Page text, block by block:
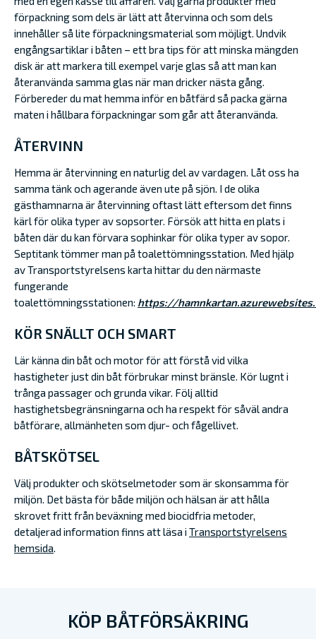
förpackning som dels är lätt att återvinna och som dels
innehåller så lite förpackningsmaterial som möjligt. Undvik
engångsartiklar i båten – ett bra tips för att minska mängden
disk är att markera till exempel varje glas så att man kan
återanvända samma glas när man dricker nästa gång.
Förbereder du mat hemma inför en båtfärd så packa gärna
maten i hållbara förpackningar som går att återanvända.
ÅTERVINN
Hemma är återvinning en naturlig del av vardagen. Låt oss ha
samma tänk och agerande även ute på sjön. I de olika
gästhamnarna är återvinning oftast lätt eftersom det finns
kärl för olika typer av sopsorter. Försök att hitta en plats i
båten där du kan förvara sophinkar för olika typer av sopor.
Septitank tömmer man på toalettömningsstation. Med hjälp
av Transportstyrelsens karta hittar du den närmaste
fungerande
toalettömningsstationen: https://
KÖR SNÄLLT OCH SMART
Lär känna din båt och motor för att förstå vid vilka
hastigheter just din båt förbrukar minst bränsle. Kör lugnt i
trånga passager och grunda vikar. Följ alltid
hastighetsbegränsningarna och ha respekt för såväl andra
båtförare, allmänheten som djur- och fågellivet.
BÅTSKÖTSEL
Välj produkter och skötselmetoder som är skonsamma för
miljön. Det bästa för både miljön och hälsan är att hålla
skrovet fritt från beväxning med biocidfria metoder,
detaljerad information finns att läsa i Transportstyrelsens
hemsida.
KÖP BÅTFÖRSÄKRING